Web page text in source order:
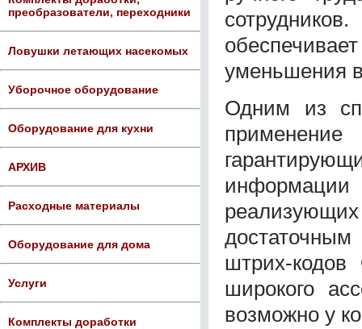
преобразователи, переходники
Ловушки летающих насекомых
Уборочное оборудование
Оборудование для кухни
АРХИВ
Расходные материалы
Оборудование для дома
Услуги
Комплекты доработки
уменьшения
Одним из
информации
штрих-
широкого
возможно у